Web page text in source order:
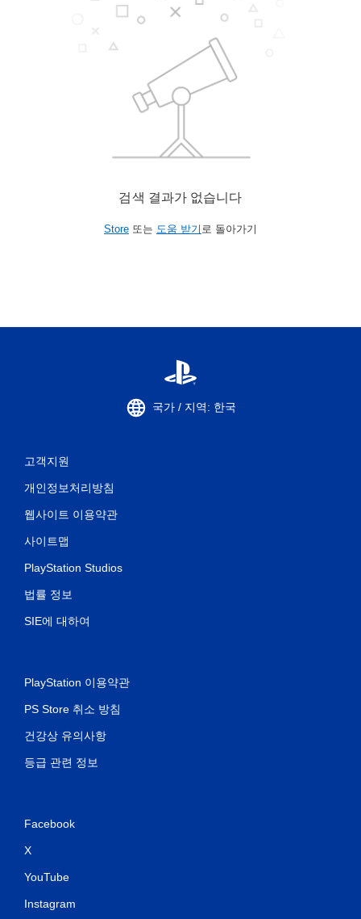
검색 결과가 없습니다
Store 또는 도움 받기 로 돌아가기
국가 / 지역: 한국
고객지원
개인정보처리방침
웹사이트 이용약관
사이트맵
PlayStation Studios
법률 정보
SIE에 대하여
PlayStation 이용약관
PS Store 취소 방침
건강상 유의사항
등급 관련 정보
Facebook
X
YouTube
Instagram